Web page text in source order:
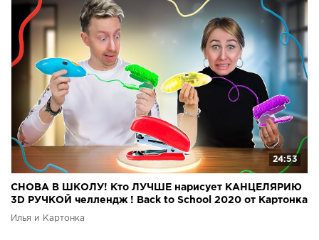
24:53
СНОВА В ШКОЛУ! Кто ЛУЧШЕ нарисует КАНЦЕЛЯРИЮ
3D РУЧКОЙ челлендж ! Back to School 2020 от Картонка
Илья и Картонка